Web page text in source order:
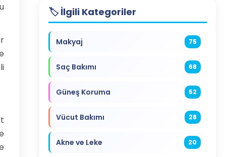
🏷️ İlgili Kategoriler
Makyaj 75
Saç Bakımı 68
Güneş Koruma 52
Vücut Bakımı 28
Akne ve Leke 20